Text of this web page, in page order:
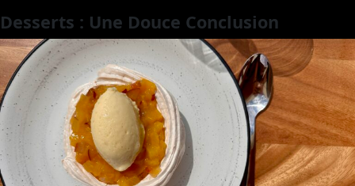
Desserts : Une Douce Conclusion